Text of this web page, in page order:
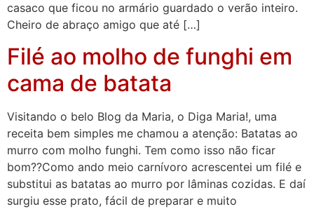
casaco que ficou no armário guardado o verão inteiro.
Cheiro de abraço amigo que até […]
Filé ao molho de funghi em
cama de batata
Visitando o belo Blog da Maria, o Diga Maria!, uma
receita bem simples me chamou a atenção: Batatas ao
murro com molho funghi. Tem como isso não ficar
bom??Como ando meio carnívoro acrescentei um filé e
substitui as batatas ao murro por lâminas cozidas. E daí
surgiu esse prato, fácil de preparar e muito